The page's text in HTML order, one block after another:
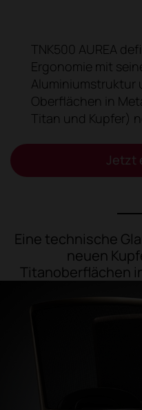
TNK500 AUREA
Ergonomie mit
Aluminiumstruktur
Oberflächen in
Titan und Kupfer)
Jetzt
Eine technische
neuen
Titanoberflächen